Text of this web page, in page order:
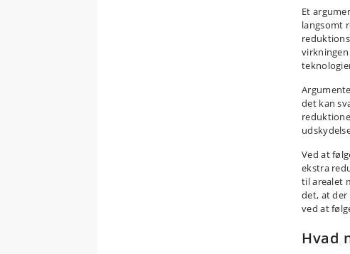
Et
langsomt
det kan
Ved at
ekstra
til arealet
det, at der
ved at
Hvad